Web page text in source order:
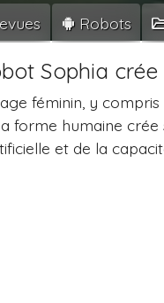
Robots
Sophia
féminin, y
forme humaine
et de la